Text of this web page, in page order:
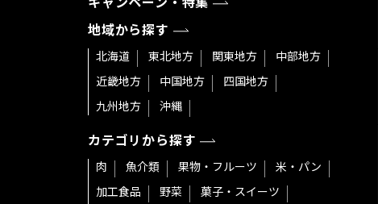
地域から探す
北海道 東北地方 関東地方
中部地方
近畿地方
中国地方
四国地方
九州地方
沖縄
カテゴリから探す
肉 魚介類 果物・フルーツ
米・パン
加工食品
野菜
菓子・スイーツ